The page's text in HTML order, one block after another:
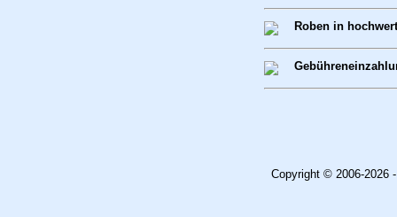
Roben in
Copyright © 2006-